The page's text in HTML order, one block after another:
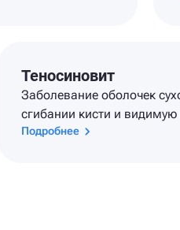
Теносиновит
Заболевание оболочек
сгибании кисти и видимую
Подробнее